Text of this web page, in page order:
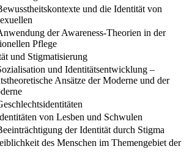
und die Identität von
der Awareness-Theorien in der
Pflege
und Stigmatisierung
und Identitätsentwicklung –
Ansätze der Moderne und der
von Lesben und Schwulen
der Identität durch Stigma
des Menschen im Themengebiet der